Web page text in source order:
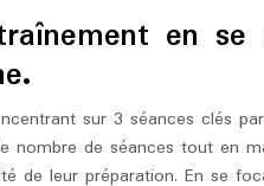
en
sur 3 séances clés
nombre de séances tout en
de leur préparation. En se